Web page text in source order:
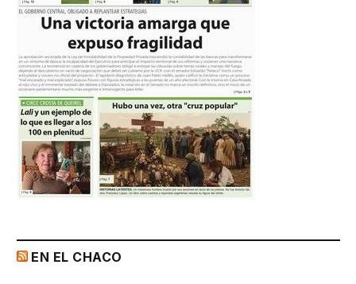
EN EL CHACO